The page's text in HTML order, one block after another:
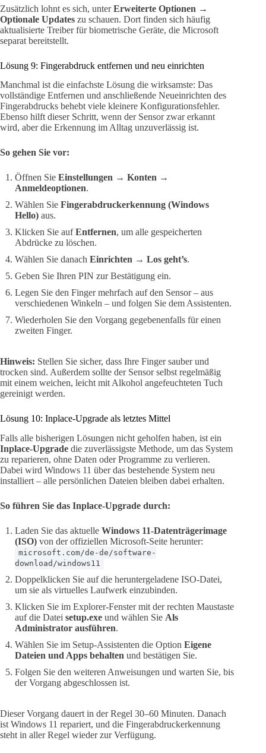
Zusätzlich lohnt es sich, unterErweiterte Optionen →
Optionale Updates zu schauen. Dort finden sich häufig
aktualisierte Treiber für biometrische Geräte, die Microsoft
separat bereitstellt.
Lösung 9: Fingerabdruck entfernen und neu einrichten
Manchmal ist die einfachste Lösung die wirksamste: Das
vollständige Entfernen und anschließende Neueinrichten des
Fingerabdrucks behebt viele kleinere Konfigurationsfehler.
Ebenso hilft dieser Schritt, wenn der Sensor zwar erkannt
wird, aber die Erkennung im Alltag unzuverlässig ist.
So gehen Sie vor:
Öffnen Sie Einstellungen → Konten →
Anmeldeoptionen.
Wählen Sie Fingerabdruckerkennung (Windows
Hello) aus.
Klicken Sie aufEntfernen, um alle gespeicherten
Abdrücke zu löschen.
Wählen Sie danach Einrichten → Los geht’s.
Geben Sie Ihren PIN zur Bestätigung ein.
Legen Sie den Finger mehrfach auf den Sensor – aus
verschiedenen Winkeln – und folgen Sie dem Assistenten.
Wiederholen Sie den Vorgang gegebenenfalls für einen
zweiten Finger.
Hinweis: Stellen Sie sicher, dass Ihre Finger sauber und
trocken sind. Außerdem sollte der Sensor selbst regelmäßig
mit einem weichen, leicht mit Alkohol angefeuchteten Tuch
gereinigt werden.
Lösung 10: Inplace-Upgrade als letztes Mittel
Falls alle bisherigen Lösungen nicht geholfen haben, ist ein
Inplace-Upgrade die zuverlässigste Methode, um das System
zu reparieren, ohne Daten oder Programme zu verlieren.
Dabei wird Windows 11 über das bestehende System neu
installiert – alle persönlichen Dateien bleiben dabei erhalten.
So führen Sie das Inplace-Upgrade durch:
Laden Sie das aktuelle Windows 11-Datenträgerimage
(ISO) von der offiziellen Microsoft-Seite herunter:
microsoft.com/de-de/software-
download/windows11
Doppelklicken Sie auf die heruntergeladene ISO-Datei,
um sie als virtuelles Laufwerk einzubinden.
Klicken Sie im Explorer-Fenster mit der rechten Maustaste
auf die Datei setup.exe und wählen Sie Als
Administrator ausführen.
Wählen Sie im Setup-Assistenten die Option Eigene
Dateien und Apps behalten und bestätigen Sie.
Folgen Sie den weiteren Anweisungen und warten Sie, bis
der Vorgang abgeschlossen ist.
Dieser Vorgang dauert in der Regel 30–60 Minuten. Danach
ist Windows 11 repariert, und die Fingerabdruckerkennung
steht in aller Regel wieder zur Verfügung.